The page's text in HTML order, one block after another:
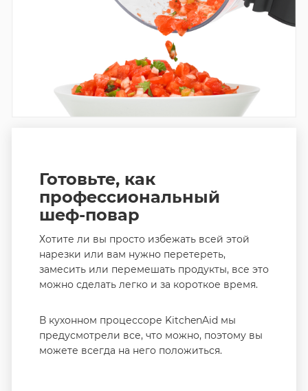
Готовьте, как
профессиональный
шеф-повар
Хотите ли вы просто избежать всей этой
нарезки или вам нужно перетереть,
замесить или перемешать продукты, все это
можно сделать легко и за короткое время.
В кухонном процессоре KitchenAid мы
предусмотрели все, что можно, поэтому вы
можете всегда на него положиться.